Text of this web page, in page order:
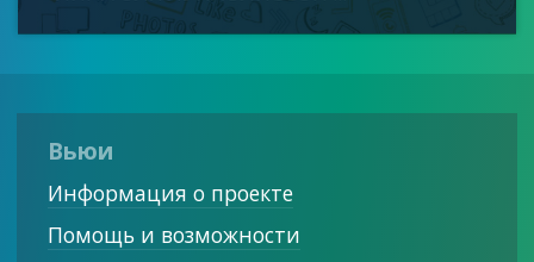
Вьюи
Информация о проекте
Помощь и возможности